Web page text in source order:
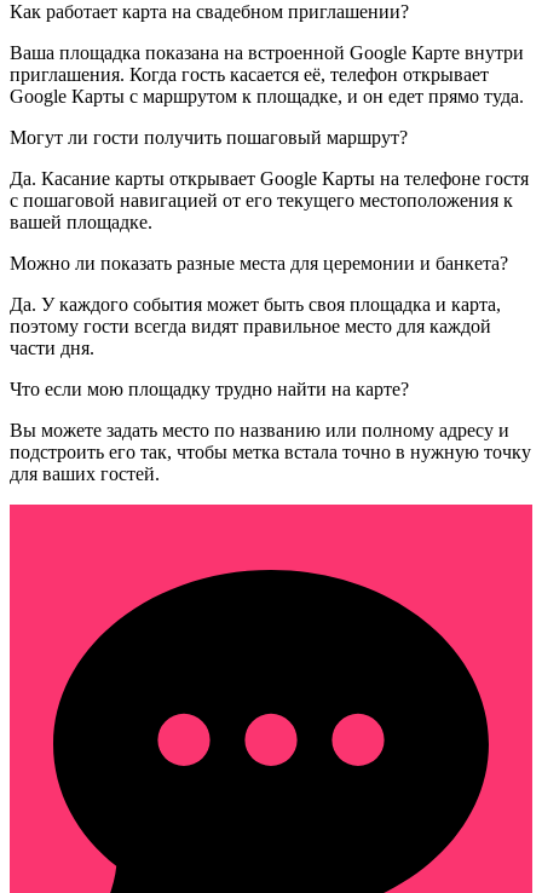
Как работает карта на свадебном приглашении?
Ваша площадка показана на встроенной Google Карте внутри
приглашения. Когда гость касается её, телефон открывает
Google Карты с маршрутом к площадке, и он едет прямо туда.
Могут ли гости получить пошаговый маршрут?
Да. Касание карты открывает Google Карты на телефоне гостя
с пошаговой навигацией от его текущего местоположения к
вашей площадке.
Можно ли показать разные места для церемонии и банкета?
Да. У каждого события может быть своя площадка и карта,
поэтому гости всегда видят правильное место для каждой
части дня.
Что если мою площадку трудно найти на карте?
Вы можете задать место по названию или полному адресу и
подстроить его так, чтобы метка встала точно в нужную точку
для ваших гостей.